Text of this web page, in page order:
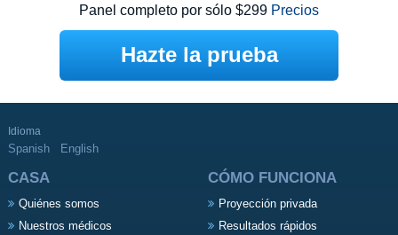
Panel completo por sólo $299 Precios
Hazte la prueba
Idioma
Spanish English
CASA
Quiénes somos
Nuestros médicos
CÓMO FUNCIONA
Proyección privada
Resultados rápidos